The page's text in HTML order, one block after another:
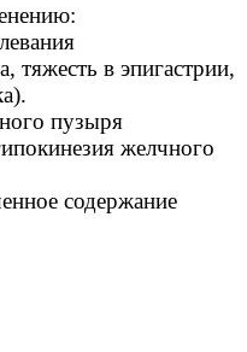
тяжесть в эпигастрии,
пузыря
желчного
содержание